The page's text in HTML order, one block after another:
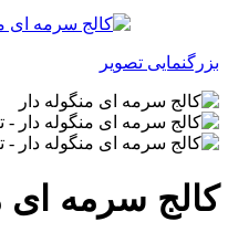
بزرگنمایی تصویر
کالج سرمه ای